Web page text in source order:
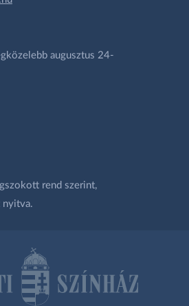
augusztus 24-
rend szerint,
nyitva.